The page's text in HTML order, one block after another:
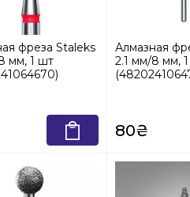
фреза Staleks
мм, 1 шт
Алмазная
2.1 мм/8 мм,
80₴